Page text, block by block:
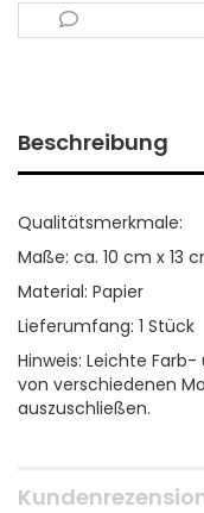
Beschreibung
Qualitätsmerkmale:
Maße: ca. 10 cm x 13
Material: Papier
Lieferumfang: 1 Stück
Hinweis: Leichte
von verschiedenen
auszuschließen.